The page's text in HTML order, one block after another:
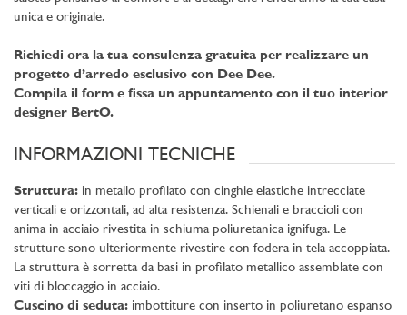
unica e originale.
Richiedi ora la tua consulenza gratuita per realizzare un
progetto d’arredo esclusivo con Dee Dee.
Compila il form e fissa un appuntamento con il tuo interior
designer BertO.
INFORMAZIONI TECNICHE
Struttura: in metallo profilato con cinghie elastiche intrecciate
verticali e orizzontali, ad alta resistenza. Schienali e braccioli con
anima in acciaio rivestita in schiuma poliuretanica ignifuga. Le
strutture sono ulteriormente rivestire con fodera in tela accoppiata.
La struttura è sorretta da basi in profilato metallico assemblate con
viti di bloccaggio in acciaio.
Cuscino di seduta: imbottiture con inserto in poliuretano espanso